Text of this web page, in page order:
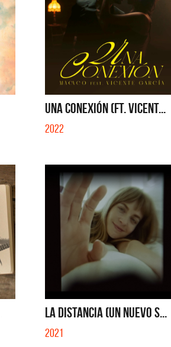
UNA CONEXIÓN (FT. VICENT...
2022
LA DISTANCIA (UN NUEVO S...
2021